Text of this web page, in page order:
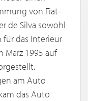
von Fiat-
de Silva sowohl
für das Interieur
März 1995 auf
am Auto
das Auto